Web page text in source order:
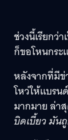
ช่วงนี้เรียกว่
ก็ขอโหนกร
หลังจากที่มีข่
โหว่ให้แบร
มากมาย ล่า
บิดเบี้ยว มัน